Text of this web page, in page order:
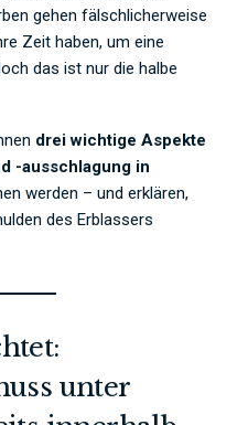
gehen fälschlicherweise
Zeit haben, um eine
das ist nur die halbe
drei wichtige Aspekte
-ausschlagung in
werden – und erklären,
des Erblassers
unter